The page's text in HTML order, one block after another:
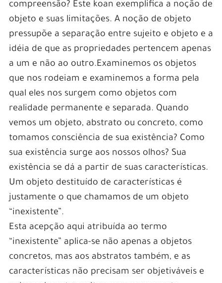
compreensão? Este koan exemplifica a noção de
objeto e suas limitações. A noção de objeto
pressupõe a separação entre sujeito e objeto e a
idéia de que as propriedades pertencem apenas
a um e não ao outro.Examinemos os objetos
que nos rodeiam e examinemos a forma pela
qual eles nos surgem como objetos com
realidade permanente e separada. Quando
vemos um objeto, abstrato ou concreto, como
tomamos consciência de sua existência? Como
sua existência surge aos nossos olhos? Sua
existência se dá a partir de suas características.
Um objeto destituído de características é
justamente o que chamamos de um objeto
“inexistente”.
Esta acepção aqui atribuída ao termo
“inexistente” aplica-se não apenas a objetos
concretos, mas aos abstratos também, e as
características não precisam ser objetiváveis e